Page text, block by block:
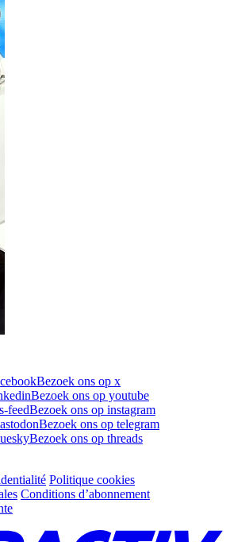
Bezoek ons op x
Bezoek ons op youtube
feedBezoek ons op instagram
Bezoek ons op telegram
Bezoek ons op threads
Politique cookies
Conditions d’abonnement